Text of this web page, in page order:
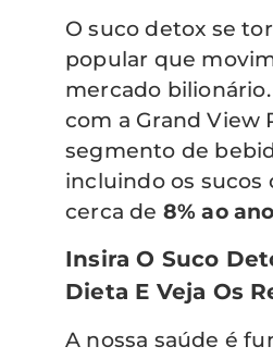
O suco detox se
popular que
mercado
com a Grand View
segmento de
incluindo os sucos
cerca de 8% ao ano
Insira O Suco
Dieta E Veja Os
A nossa saúde é